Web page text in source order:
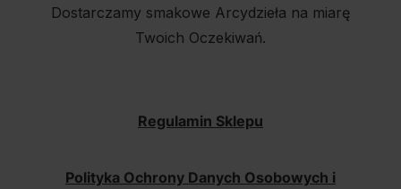
Dostarczamy smakowe Arcydzieła na miarę
Twoich Oczekiwań.
Regulamin Sklepu
Polityka Ochrony Danych Osobowych i